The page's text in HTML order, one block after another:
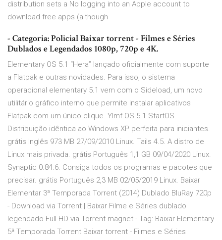
distribution sets a No logging into an Apple account to
download free apps (although
- Categoria: Policial Baixar torrent - Filmes e Séries
Dublados e Legendados 1080p, 720p e 4K.
Elementary OS 5.1 “Hera” lançado oficialmente com suporte
a Flatpak e outras novidades. Para isso, o sistema
operacional elementary 5.1 vem com o Sideload, um novo
utilitário gráfico interno que permite instalar aplicativos
Flatpak com um único clique. Ylmf OS 5.1 StartOS.
Distribuição idêntica ao Windows XP perfeita para iniciantes.
grátis Inglês 973 MB 27/09/2010 Linux. Tails 4.5. A distro de
Linux mais privada. grátis Português 1,1 GB 09/04/2020 Linux.
Synaptic 0.84.6. Consiga todos os programas e pacotes que
precisar. grátis Português 2,3 MB 02/05/2019 Linux. Baixar
Elementar 3ª Temporada Torrent (2014) Dublado BluRay 720p
- Download via Torrent | Baixar Filme e Séries dublado
legendado Full HD via Torrent magnet - Tag: Baixar Elementary
5ª Temporada Torrent Baixar torrent - Filmes e Séries